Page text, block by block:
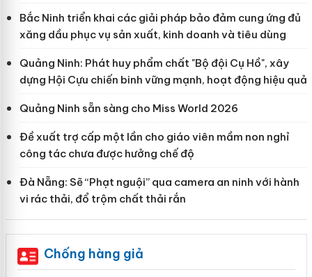
Bắc Ninh triển khai các giải pháp bảo đảm cung ứng đủ
xăng dầu phục vụ sản xuất, kinh doanh và tiêu dùng
Quảng Ninh: Phát huy phẩm chất "Bộ đội Cụ Hồ", xây
dựng Hội Cựu chiến binh vững mạnh, hoạt động hiệu quả
Quảng Ninh sẵn sàng cho Miss World 2026
Đề xuất trợ cấp một lần cho giáo viên mầm non nghỉ
công tác chưa được hưởng chế độ
Đà Nẵng: Sẽ “Phạt nguội” qua camera an ninh với hành
vi rác thải, đổ trộm chất thải rắn
Chống hàng giả